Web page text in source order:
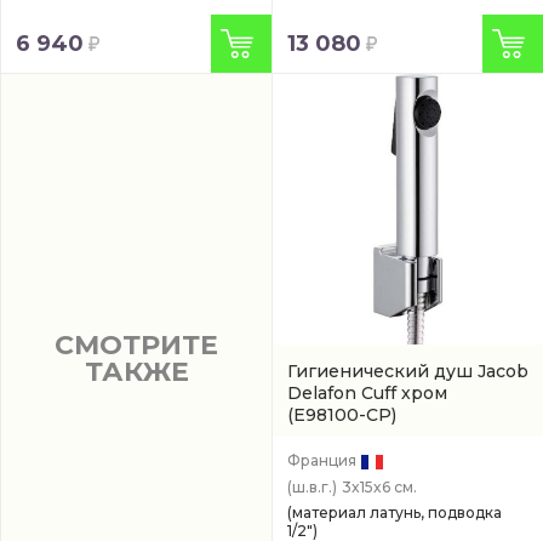
6 940 13 080
СМОТРИТЕ
ТАКЖЕ
Гигиенический душ Jacob
Delafon Cuff хром
(E98100-CP)
Франция
(ш.в.г.) 3x15x6 см.
(материал латунь, подводка
1/2")